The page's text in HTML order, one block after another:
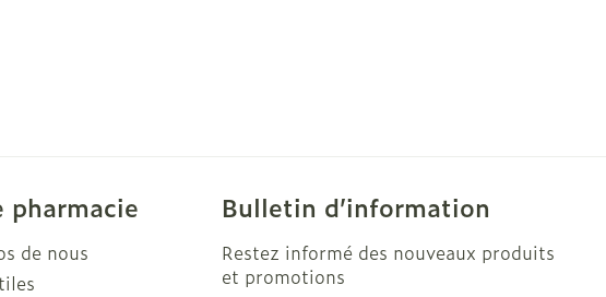
pharmacie
de nous
Bulletin d’information
Restez informé des nouveaux produits
et promotions